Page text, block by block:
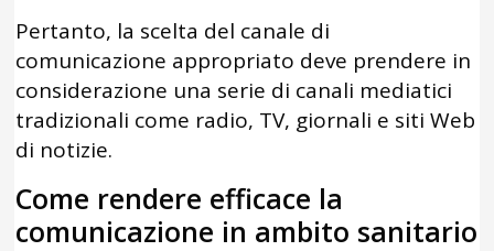
Pertanto, la scelta del canale di
comunicazione appropriato deve prendere in
considerazione una serie di canali mediatici
tradizionali come radio, TV, giornali e siti Web
di notizie.
Come rendere efficace la
comunicazione in ambito sanitario